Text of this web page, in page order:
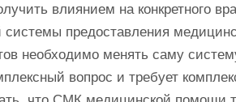
влиянием на конкретного
предоставления
необходимо менять саму
вопрос и требует